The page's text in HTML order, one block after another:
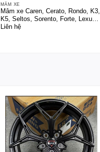
MÂM XE
Mâm xe Caren, Cerato, Rondo, K3,
K5, Seltos, Sorento, Forte, Lexus
made in Thái Lan 17 inch
Liên hệ